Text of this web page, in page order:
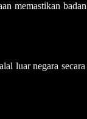
memastikan
luar negara secara